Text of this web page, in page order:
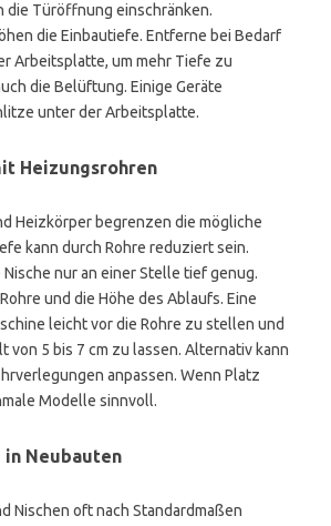
die Türöffnung einschränken.
die Einbautiefe. Entferne bei Bedarf
Arbeitsplatte, um mehr Tiefe zu
die Belüftung. Einige Geräte
unter der Arbeitsplatte.
Heizungsrohren
Heizkörper begrenzen die mögliche
kann durch Rohre reduziert sein.
nur an einer Stelle tief genug.
und die Höhe des Ablaufs. Eine
leicht vor die Rohre zu stellen und
von 5 bis 7 cm zu lassen. Alternativ kann
anpassen. Wenn Platz
Modelle sinnvoll.
in Neubauten
Nischen oft nach Standardmaßen